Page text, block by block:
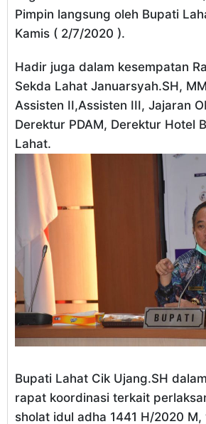
Pimpin langsung oleh Bupati
Kamis ( 2/7/2020 ).
Hadir juga dalam kesempatan
Sekda Lahat Januarsyah.SH,
Assisten II,Assisten III, Jajaran
Derektur PDAM, Derektur Hotel
Lahat.
Bupati Lahat Cik Ujang.SH
rapat koordinasi terkait
sholat idul adha 1441 H/2020